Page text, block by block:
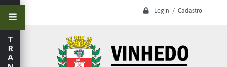
Login / Cadastro
T
R
A